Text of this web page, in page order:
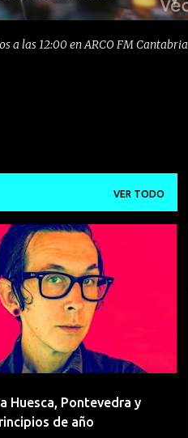
a las 12:00 en ARCO FM Cantabria
VER TODO
Huesca, Pontevedra y
de año
FOLK GIRA